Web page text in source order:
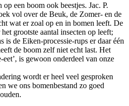
een boom ook beestjes. Jac. P.
vol over de Beuk, de Zomer- en de
wat er zoal op en in bomen leeft. De
grootste aantal insecten op leeft;
is de Eiken-processie-rups er daar één
de boom zelf niet echt last. Het
eet’, is gewoon onderdeel van onze
wordt er heel veel gesproken
we ons bomenbestand zo goed